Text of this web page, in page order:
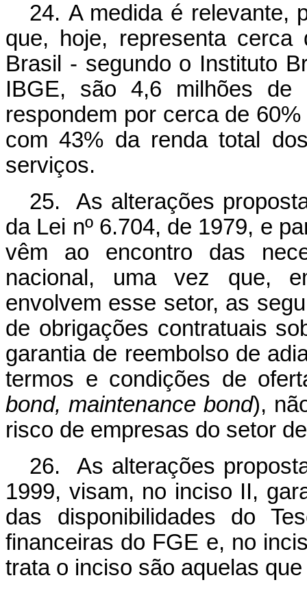
24. A medida é relevante,
que, hoje, representa
Brasil - segundo o Instituto
IBGE, são 4,6 milhões de
respondem por cerca de
com 43% da renda total
serviços.
25. As alterações
da Lei nº 6.704, de 1979, e
vêm ao encontro das
nacional, uma vez que,
envolvem esse setor, as
de obrigações contratuais
garantia de reembolso de
termos e condições de
bond, maintenance bond),
risco de empresas do setor
26. As alterações
1999, visam, no inciso II,
das disponibilidades do
financeiras do FGE e, no
trata o inciso são aquelas